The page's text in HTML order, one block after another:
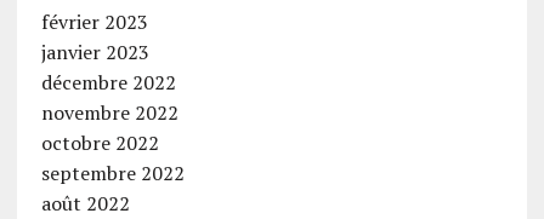
février 2023
janvier 2023
décembre 2022
novembre 2022
octobre 2022
septembre 2022
août 2022